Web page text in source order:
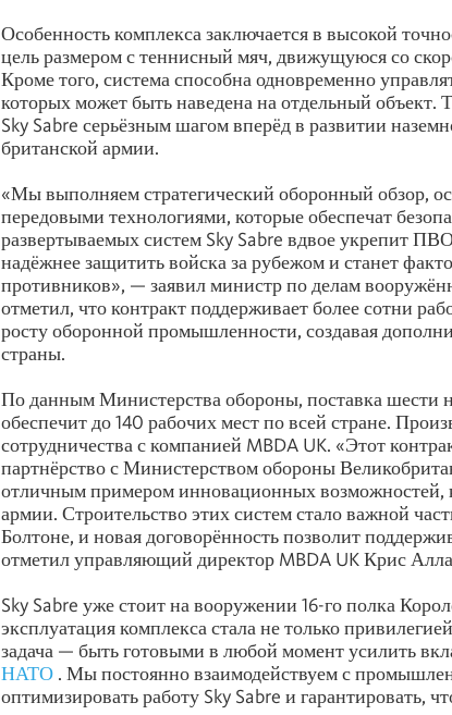
Особенность комплекса заключается в высокой
цель размером с теннисный мяч, движущуюся со
Кроме того, система способна одновременно
которых может быть наведена на отдельный объект.
Sky Sabre серьёзным шагом вперёд в развитии
британской армии.
«Мы выполняем стратегический оборонный обзор,
передовыми технологиями, которые обеспечат
развертываемых систем Sky Sabre вдвое укрепит
надёжнее защитить войска за рубежом и станет
противников», — заявил министр по делам
отметил, что контракт поддерживает более сотни
росту оборонной промышленности, создавая
страны.
По данным Министерства обороны, поставка шести
обеспечит до 140 рабочих мест по всей стране.
сотрудничества с компанией MBDA UK. «Этот
партнёрство с Министерством обороны
отличным примером инновационных возможностей,
армии. Строительство этих систем стало важной
Болтоне, и новая договорённость позволит
отметил управляющий директор MBDA UK Крис
Sky Sabre уже стоит на вооружении 16-го полка
эксплуатация комплекса стала не только
задача — быть готовыми в любой момент усилить
НАТО . Мы постоянно взаимодействуем с
оптимизировать работу Sky Sabre и гарантировать,